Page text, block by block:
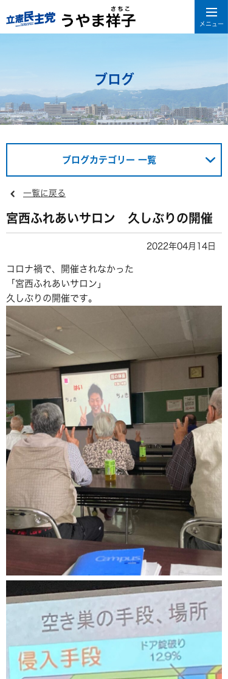
ブログ
ブログカテゴリー 一覧
一覧に戻る
宮西ふれあいサロン 久しぶりの開催
2022年04月14日
コロナ禍で、開催されなかった
「宮西ふれあいサロン」
久しぶりの開催です。